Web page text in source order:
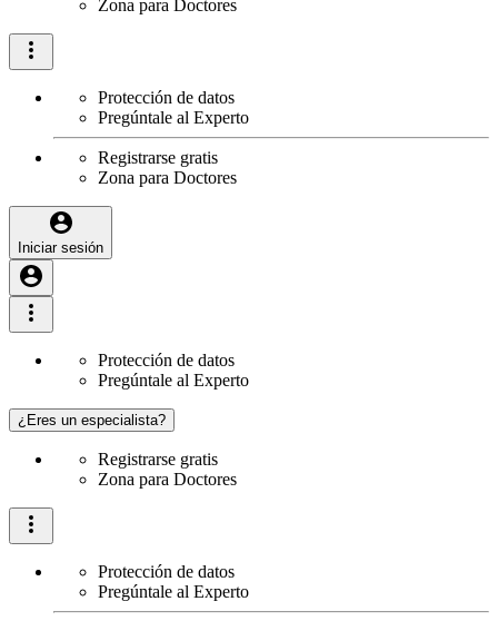
Zona para Doctores
Protección de datos
Pregúntale al Experto
Registrarse gratis
Zona para Doctores
Iniciar sesión
Protección de datos
Pregúntale al Experto
¿Eres un especialista?
Registrarse gratis
Zona para Doctores
Protección de datos
Pregúntale al Experto